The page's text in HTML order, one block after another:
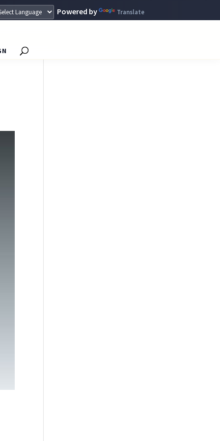
Powered by Translate